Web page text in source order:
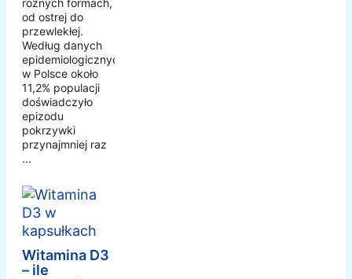
różnych formach,
od ostrej do
przewlekłej.
Według danych
epidemiologicznych,
w Polsce około
11,2% populacji
doświadczyło
epizodu
pokrzywki
przynajmniej raz
...
Witamina D3
– ile